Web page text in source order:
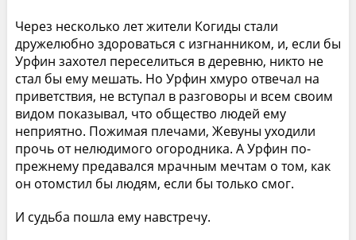
Через несколько лет жители Когиды стали
дружелюбно здороваться с изгнанником, и, если бы
Урфин захотел переселиться в деревню, никто не
стал бы ему мешать. Но Урфин хмуро отвечал на
приветствия, не вступал в разговоры и всем своим
видом показывал, что общество людей ему
неприятно. Пожимая плечами, Жевуны уходили
прочь от нелюдимого огородника. А Урфин по-
прежнему предавался мрачным мечтам о том, как
он отомстил бы людям, если бы только смог.
И судьба пошла ему навстречу.